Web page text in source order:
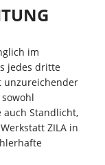
im
jedes dritte
unzureichender
Standlicht,
ZILA in